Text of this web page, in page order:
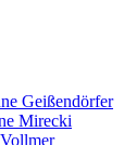
Geißendörfer
Mirecki